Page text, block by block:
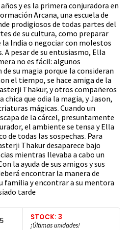
y es la primera conjuradora en
Arcana, una escuela de
prodigiosos de todas partes del
de su cultura, como preparar
la India o negociar con molestos
A pesar de su entusiasmo, Ella
no es fácil: algunos
su magia porque la consideran
el tiempo, se hace amiga de la
Thakur, y otros compañeros
chica que odia la magia, y Jason,
mágicas. Cuando un
de la cárcel, presuntamente
el ambiente se tensa y Ella
de todas las sospechas. Para
Thakur desaparece bajo
mientras llevaba a cabo un
la ayuda de sus amigos y sus
encontrar la manera de
familia y encontrar a su mentora
tarde
STOCK: 3
¡Últimas unidades!